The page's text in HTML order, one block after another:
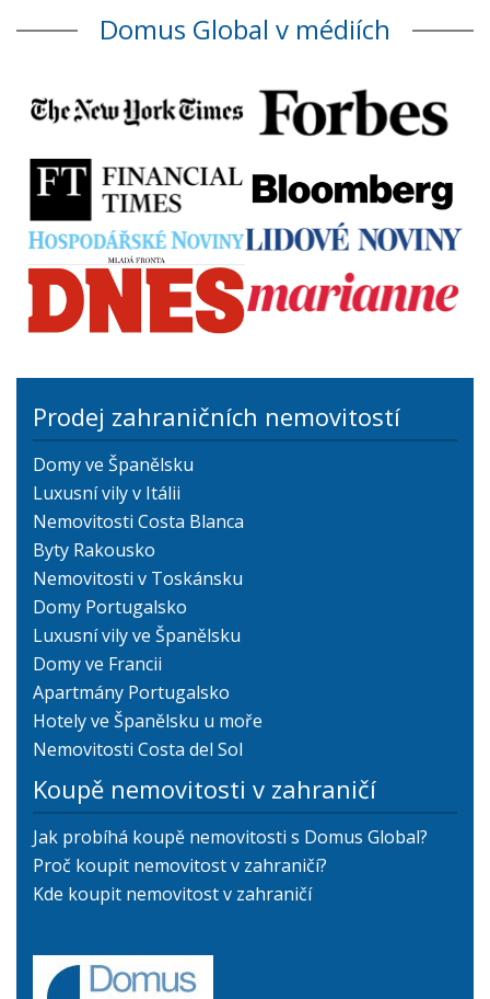
Domus Global v médiích
Prodej zahraničních nemovitostí
Domy ve Španělsku
Luxusní vily v Itálii
Nemovitosti Costa Blanca
Byty Rakousko
Nemovitosti v Toskánsku
Domy Portugalsko
Luxusní vily ve Španělsku
Domy ve Francii
Apartmány Portugalsko
Hotely ve Španělsku u moře
Nemovitosti Costa del Sol
Koupě nemovitosti v zahraničí
Jak probíhá koupě nemovitosti s Domus Global?
Proč koupit nemovitost v zahraničí?
Kde koupit nemovitost v zahraničí